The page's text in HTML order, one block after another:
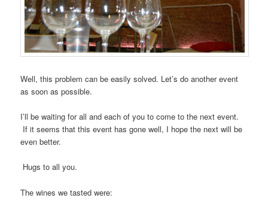
Well, this problem can be easily solved. Let’s do another event
as soon as possible.
I’ll be waiting for all and each of you to come to the next event.
If it seems that this event has gone well, I hope the next will be
even better.
Hugs to all you.
The wines we tasted were: